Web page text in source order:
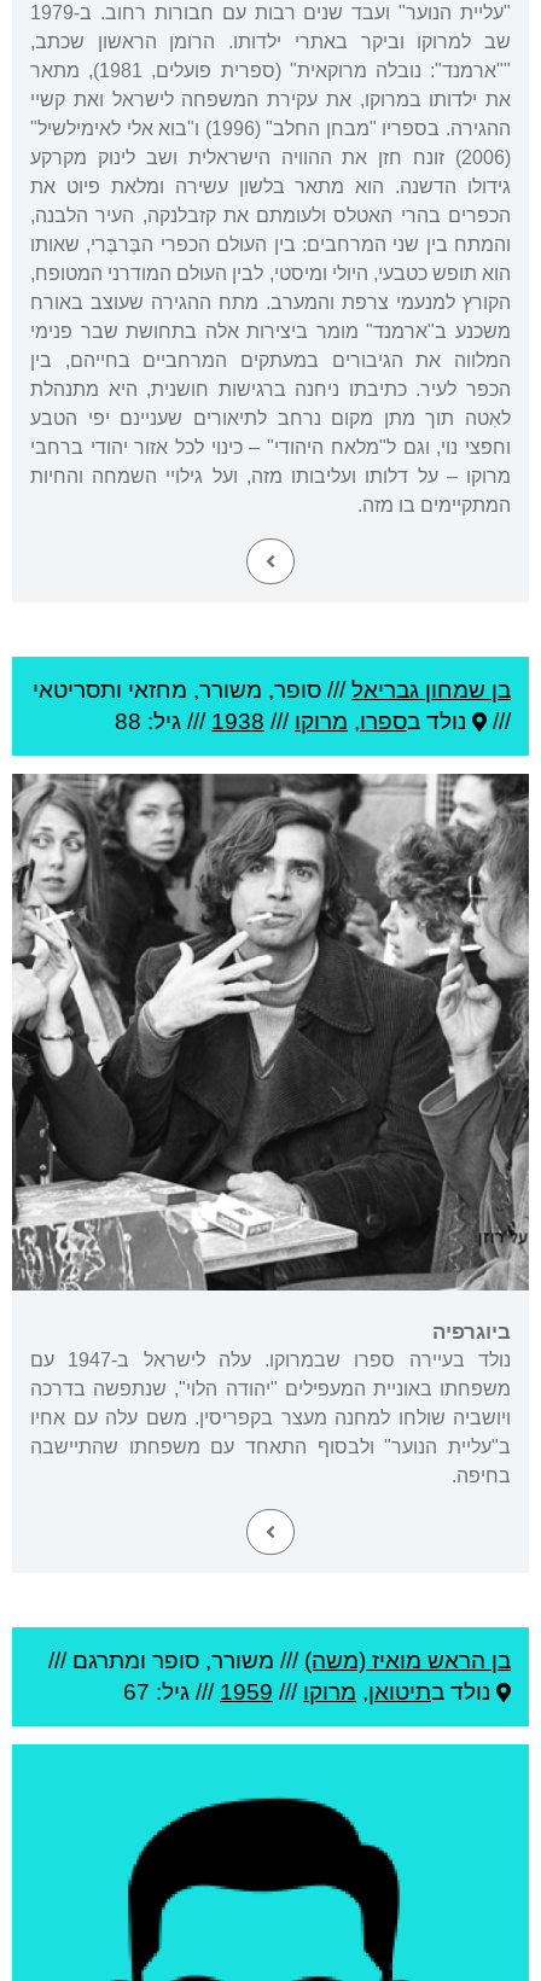
"עליית הנוער" ועבד שנים רבות עם חבורות רחוב. ב-1979
שב למרוקו וביקר באתרי ילדותו. הרומן הראשון שכתב,
""ארמנד": נובלה מרוקאית" (ספרית פועלים, 1981), מתאר
את ילדותו במרוקו, את עקירת המשפחה לישראל ואת קשיי
ההגירה. בספריו "מבחן החלב" (1996) ו"בוא אלי לאימילשיל"
(2006) זונח חזן את ההוויה הישראלית ושב לינוק מקרקע
גידולו הדשנה. הוא מתאר בלשון עשירה ומלאת פיוט את
הכפרים בהרי האטלס ולעומתם את קזבלנקה, העיר הלבנה,
והמתח בין שני המרחבים: בין העולם הכפרי הבֶּרבֶּרי, שאותו
הוא תופש כטבעי, היולי ומיסטי, לבין העולם המודרני המטופח,
הקורץ למנעמי צרפת והמערב. מתח ההגירה שעוצב באורח
משכנע ב"ארמנד" מומר ביצירות אלה בתחושת שבר פנימי
המלווה את הגיבורים במעתקים המרחביים בחייהם, בין
הכפר לעיר. כתיבתו ניחנה ברגישות חושנית, היא מתנהלת
לאִטה תוך מתן מקום נרחב לתיאורים שעניינם יפי הטבע
וחפצי נוי, וגם ל"מלאח היהודי" – כינוי לכל אזור יהודי ברחבי
מרוקו – על דלותו ועליבותו מזה, ועל גילויי השמחה והחיות
המתקיימים בו מזה.
בן שמחון גבריאל/// סופר, משורר, מחזאי ותסריטאי
///
נולד בספרו, מרוקו ///
1938 /// גיל: 88
ביוגרפיה
נולד בעיירה ספרו שבמרוקו. עלה לישראל ב-1947 עם
משפחתו באוניית המעפילים "יהודה הלוי", שנתפשה בדרכה
ויושביה שולחו למחנה מעצר בקפריסין. משם עלה עם אחיו
ב"עליית הנוער" ולבסוף התאחד עם משפחתו שהתיישבה
בחיפה.
בן הראש מואיז (משה) /// משורר, סופר ומתרגם ///
נולד בתיטואן, מרוקו ///
1959 /// גיל: 67